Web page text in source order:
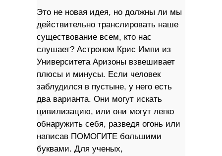
Это не новая идея, но должны ли мы
действительно транслировать наше
существование всем, кто нас
слушает? Астроном Крис Импи из
Университета Аризоны взвешивает
плюсы и минусы. Если человек
заблудился в пустыне, у него есть
два варианта. Они могут искать
цивилизацию, или они могут легко
обнаружить себя, разведя огонь или
написав ПОМОГИТЕ большими
буквами. Для ученых,